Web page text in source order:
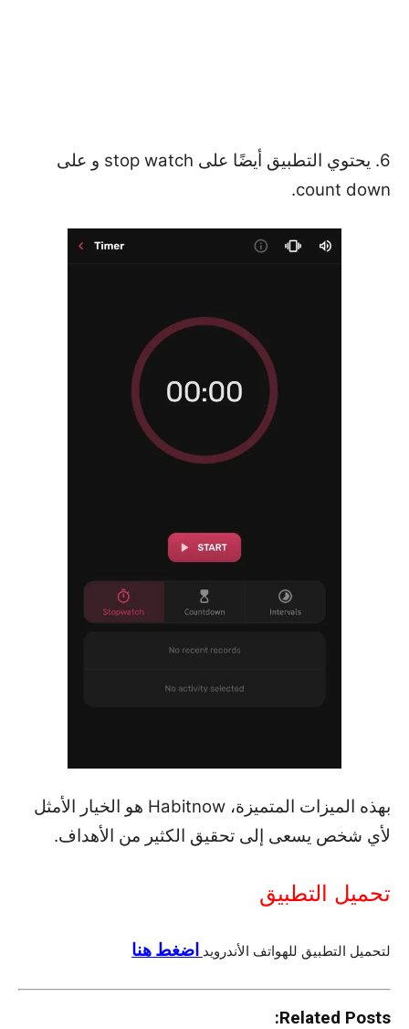
6. يحتوي التطبيق أيضًا على stop watch و على
count down.
بهذه الميزات المتميزة، Habitnow هو الخيار الأمثل
لأي شخص يسعى إلى تحقيق الكثير من الأهداف.
تحميل التطبيق
لتحميل التطبيق للهواتف الأندرويد اضغط هنا
Related Posts: